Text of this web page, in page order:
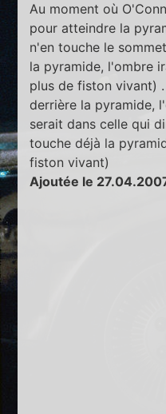
Au moment où
pour atteindre la
n'en touche le
la pyramide, l'ombre
plus de fiston vivant)
derrière la pyramide,
serait dans celle qui
touche déjà la
fiston vivant)
Ajoutée le